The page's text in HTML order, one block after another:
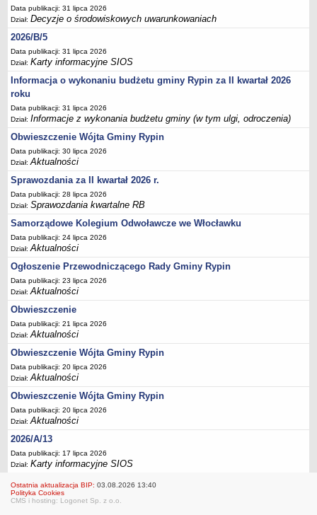
Imienne wykazy głosowań radnych
Postać dokumentów
Prawo miejscowe
Zarządzenia
przestrzennego
Dane przestrzenne - MPZP
Stałe obwody głosowania, numery, granice oraz siedziby
obwodowych komisji wyborczych, opis granic okręgów wyborczych
Plan ogólny gminy Rypin
FINANSE GMINY
Budżet
Zmiany budżetu
Wieloletnia Prognoza Finansowa
Majątek gminy
Majątek jednostek organizacyjnych
Dług publiczny
Realizacja inwestycji
Sprawozdania z wykonania budżetu
Sprawozdania kwartalne RB
Sprawozdania finansowe
Informacje z wykonania budżetu gminy (w tym ulgi, odroczenia)
Interpretacje indywidualne
SPRAWY DO ZAŁATWIENIA
DOFINANSOWANIE
Wykaz spraw
Data publikacji: 31 lipca 2026
Dział:Decyzje o środowiskowych uwarunkowaniach
2026/B/5
Data publikacji: 31 lipca 2026
Dział:Karty informacyjne SIOS
Informacja o wykonaniu budżetu gminy Rypin za II kwartał 2026
roku
Data publikacji: 31 lipca 2026
Dział:Informacje z wykonania budżetu gminy (w tym ulgi, odroczenia)
Obwieszczenie Wójta Gminy Rypin
Data publikacji: 30 lipca 2026
Dział:Aktualności
Sprawozdania za II kwartał 2026 r.
Data publikacji: 28 lipca 2026
Dział:Sprawozdania kwartalne RB
Samorządowe Kolegium Odwoławcze we Włocławku
Data publikacji: 24 lipca 2026
Dział:Aktualności
Ogłoszenie Przewodniczącego Rady Gminy Rypin
Data publikacji: 23 lipca 2026
Dział:Aktualności
Obwieszczenie
Data publikacji: 21 lipca 2026
Dział:Aktualności
Obwieszczenie Wójta Gminy Rypin
Data publikacji: 20 lipca 2026
Dział:Aktualności
Obwieszczenie Wójta Gminy Rypin
Data publikacji: 20 lipca 2026
Dział:Aktualności
2026/A/13
Data publikacji: 17 lipca 2026
Dział:Karty informacyjne SIOS
Ostatnia aktualizacja BIP: 03.08.2026 13:40
Polityka Cookies
CMS i hosting: Logonet Sp. z o.o.